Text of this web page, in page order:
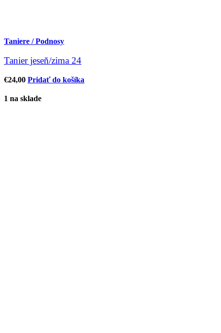
Taniere / Podnosy
Tanier jeseň/zima 24
€24,00 Pridať do košíka
1 na sklade